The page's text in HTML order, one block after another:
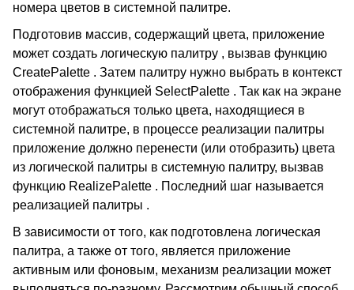
номера цветов в системной палитре.
Подготовив массив, содержащий цвета, приложение
может создать логическую палитру , вызвав функцию
CreatePalette . Затем палитру нужно выбрать в контекст
отображения функцией SelectPalette . Так как на экране
могут отображаться только цвета, находящиеся в
системной палитре, в процессе реализации палитры
приложение должно перенести (или отобразить) цвета
из логической палитры в системную палитру, вызвав
функцию RealizePalette . Последний шаг называется
реализацией палитры .
В зависимости от того, как подготовлена логическая
палитра, а также от того, является приложение
активным или фоновым, механизм реализации может